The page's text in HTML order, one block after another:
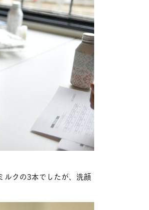
ルクの3本でしたが、洗顔